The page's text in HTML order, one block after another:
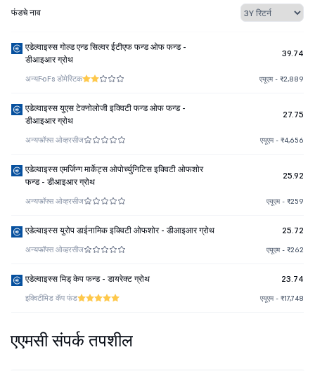
फंडचे नाव
एडेल्वाइस्स गोल्ड एन्ड सिल्वर ईटीएफ फन्ड ओफ फन्ड -
डीआइआर ग्रोथ
39.74
अन्यFoFs डोमेस्टिक एयूएम - ₹2,889
एडेल्वाइस्स युएस टेक्नोलोजी इक्विटी फन्ड ओफ फन्ड -
डीआइआर ग्रोथ
27.75
अन्यफॉफ्स ओव्हरसीज एयूएम - ₹4,656
एडेल्वाइस्स एमर्जिन्ग मार्केट्स ओपोर्च्युनिटिस इक्विटी ओफशोर
फन्ड - डीआइआर ग्रोथ
25.92
अन्यफॉफ्स ओव्हरसीज एयूएम - ₹259
एडेल्वाइस्स युरोप डाईनामिक इक्विटी ओफशोर - डीआइआर ग्रोथ 25.72
अन्यफॉफ्स ओव्हरसीज एयूएम - ₹262
एडेल्वाइस्स मिड् केप फन्ड - डायरेक्ट ग्रोथ 23.74
इक्विटीमिड कॅप फंड एयूएम - ₹17,748
एएमसी संपर्क तपशील